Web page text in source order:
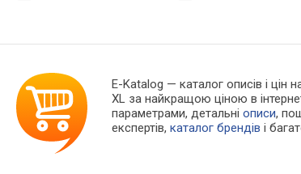
E-Katalog — каталог описів і цін
XL за найкращою ціною в
параметрами, детальніописи,
експертів,каталог брендів і